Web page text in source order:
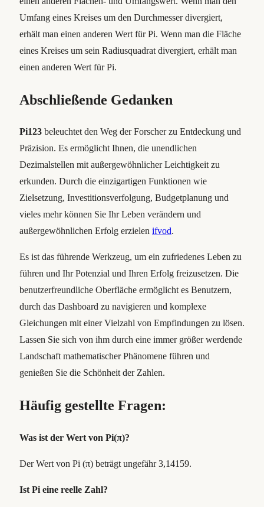
Umfang eines Kreises um den Durchmesser divergiert,
erhält man einen anderen Wert für Pi. Wenn man die Fläche
eines Kreises um sein Radiusquadrat divergiert, erhält man
einen anderen Wert für Pi.
Abschließende Gedanken
Pi123 beleuchtet den Weg der Forscher zu Entdeckung und
Präzision. Es ermöglicht Ihnen, die unendlichen
Dezimalstellen mit außergewöhnlicher Leichtigkeit zu
erkunden. Durch die einzigartigen Funktionen wie
Zielsetzung, Investitionsverfolgung, Budgetplanung und
vieles mehr können Sie Ihr Leben verändern und
außergewöhnlichen Erfolg erzielen ifvod.
Es ist das führende Werkzeug, um ein zufriedenes Leben zu
führen und Ihr Potenzial und Ihren Erfolg freizusetzen. Die
benutzerfreundliche Oberfläche ermöglicht es Benutzern,
durch das Dashboard zu navigieren und komplexe
Gleichungen mit einer Vielzahl von Empfindungen zu lösen.
Lassen Sie sich von ihm durch eine immer größer werdende
Landschaft mathematischer Phänomene führen und
genießen Sie die Schönheit der Zahlen.
Häufig gestellte Fragen:
Was ist der Wert von Pi(π)?
Der Wert von Pi (π) beträgt ungefähr 3,14159.
Ist Pi eine reelle Zahl?